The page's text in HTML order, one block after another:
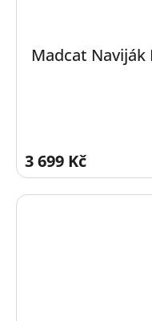
Madcat Naviják
3 699 Kč